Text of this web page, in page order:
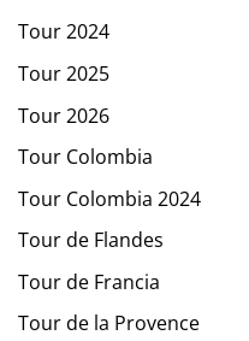
Tour 2024
Tour 2025
Tour 2026
Tour Colombia
Tour Colombia 2024
Tour de Flandes
Tour de Francia
Tour de la Provence